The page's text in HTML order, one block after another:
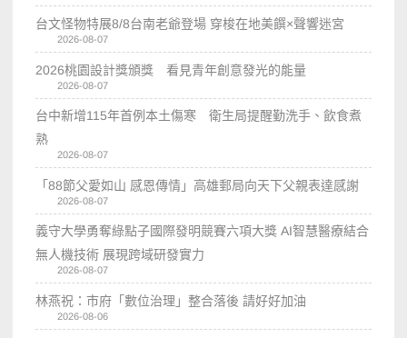
台文怪物特展8/8台南老爺登場 穿梭在地美饌×聲響迷宮
2026-08-07
2026桃園設計獎頒獎 看見青年創意發光的能量
2026-08-07
台中新增115年首例本土傷寒 衛生局提醒勤洗手、飲食煮
熟
2026-08-07
「88節父愛如山 感恩傳情」高雄郵局向天下父親表達感謝
2026-08-07
義守大學勇奪綠點子國際發明競賽六項大獎 AI智慧醫療結合
無人機技術 展現跨域研發實力
2026-08-07
林燕祝：市府「數位治理」整合落後 請好好加油
2026-08-06